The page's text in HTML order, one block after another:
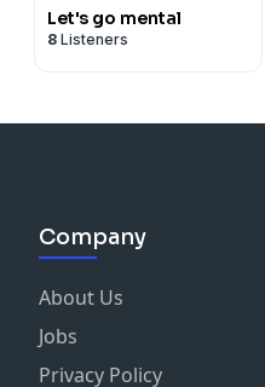
Let's go mental
8 Listeners
Company
About Us
Jobs
Privacy Policy